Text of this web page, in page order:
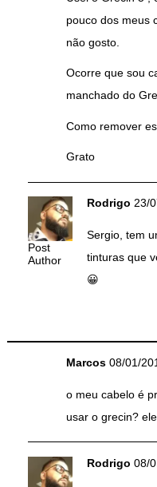
pouco dos meus
não gosto.
Ocorre que sou
manchado do
Como remover
Grato
Post
Author
Rodrigo 23/
Sergio, tem
tinturas que
😀
Marcos 08/01/
o meu cabelo é
usar o grecin?
Rodrigo 08/